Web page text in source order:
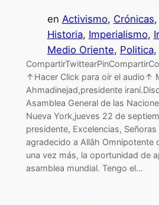
en Activismo, Crónicas,
Historia, Imperialismo,
Medio Oriente, Politica,
↑Hacer Click para oír el audio↑
Ahmadinejad,presidente
Asamblea General de las
Nueva York,jueves 22 de
presidente, Excelencias,
agradecido a Allâh Omnipotente
una vez más, la oportunidad de
asamblea mundial. Tengo el…